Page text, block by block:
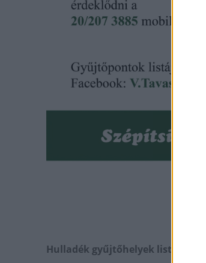
Hulladék gyűjtőhelyek listája